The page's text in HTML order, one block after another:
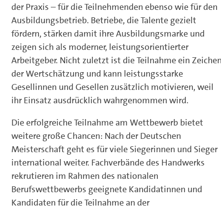
der Praxis – für die Teilnehmenden ebenso wie für den
Ausbildungsbetrieb. Betriebe, die Talente gezielt
fördern, stärken damit ihre Ausbildungsmarke und
zeigen sich als moderner, leistungsorientierter
Arbeitgeber. Nicht zuletzt ist die Teilnahme ein
der Wertschätzung und kann leistungsstarke
Gesellinnen und Gesellen zusätzlich motivieren, weil
ihr Einsatz ausdrücklich wahrgenommen wird.
Die erfolgreiche Teilnahme am Wettbewerb bietet
weitere große Chancen: Nach der Deutschen
Meisterschaft geht es für viele Siegerinnen und Sieger
international weiter. Fachverbände des Handwerks
rekrutieren im Rahmen des nationalen
Berufswettbewerbs geeignete Kandidatinnen und
Kandidaten für die Teilnahme an der